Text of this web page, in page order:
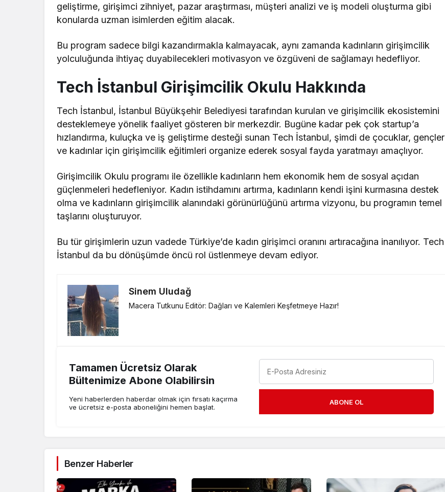
geliştirme, girişimci zihniyet, pazar araştırması, müşteri analizi ve iş modeli oluşturma gibi
konularda uzman isimlerden eğitim alacak.
Bu program sadece bilgi kazandırmakla kalmayacak, aynı zamanda kadınların girişimcilik
yolculuğunda ihtiyaç duyabilecekleri motivasyon ve özgüveni de sağlamayı hedefliyor.
Tech İstanbul Girişimcilik Okulu Hakkında
Tech İstanbul, İstanbul Büyükşehir Belediyesi tarafından kurulan ve girişimcilik ekosistemini
desteklemeye yönelik faaliyet gösteren bir merkezdir. Bugüne kadar pek çok startup’a
hızlandırma, kuluçka ve iş geliştirme desteği sunan Tech İstanbul, şimdi de çocuklar, gençler
ve kadınlar için girişimcilik eğitimleri organize ederek sosyal fayda yaratmayı amaçlıyor.
Girişimcilik Okulu programı ile özellikle kadınların hem ekonomik hem de sosyal açıdan
güçlenmeleri hedefleniyor. Kadın istihdamını artırma, kadınların kendi işini kurmasına destek
olma ve kadınların girişimcilik alanındaki görünürlüğünü artırma vizyonu, bu programın temel
taşlarını oluşturuyor.
Bu tür girişimlerin uzun vadede Türkiye’de kadın girişimci oranını artıracağına inanılıyor. Tech
İstanbul da bu dönüşümde öncü rol üstlenmeye devam ediyor.
Sinem Uludağ
Macera Tutkunu Editör: Dağları ve Kalemleri Keşfetmeye Hazır!
Tamamen Ücretsiz Olarak
Bültenimize Abone Olabilirsin
Yeni haberlerden haberdar olmak için fırsatı kaçırma
ve ücretsiz e-posta aboneliğini hemen başlat.
ABONE OL
Benzer Haberler